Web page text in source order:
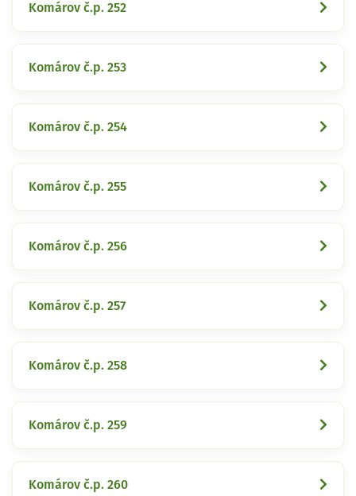
Komárov č.p. 252
Komárov č.p. 253
Komárov č.p. 254
Komárov č.p. 255
Komárov č.p. 256
Komárov č.p. 257
Komárov č.p. 258
Komárov č.p. 259
Komárov č.p. 260